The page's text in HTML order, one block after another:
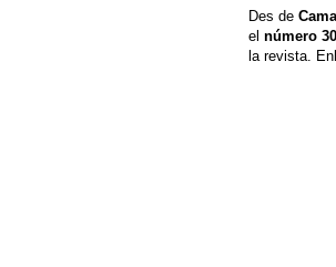
Des de
el número
la revista.